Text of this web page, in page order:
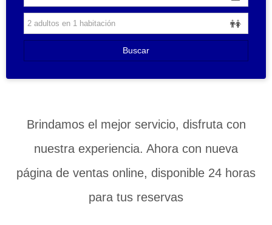
Buscar
Brindamos el mejor servicio, disfruta con
nuestra experiencia. Ahora con nueva
página de ventas online, disponible 24 horas
para tus reservas